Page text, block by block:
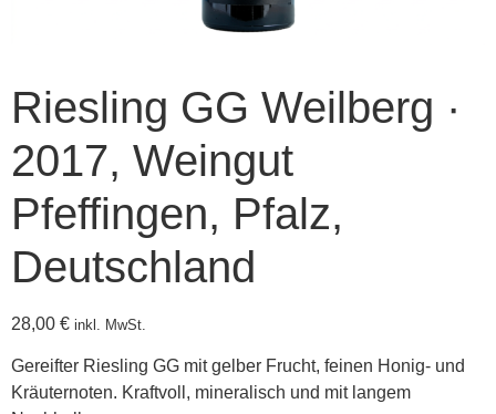
Riesling GG Weilberg ·
2017, Weingut
Pfeffingen, Pfalz,
Deutschland
28,00 € inkl. MwSt.
Gereifter Riesling GG mit gelber Frucht, feinen Honig- und
Kräuternoten. Kraftvoll, mineralisch und mit langem